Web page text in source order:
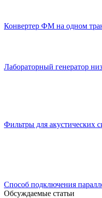
Конвертер ФМ на одном
Лабораторный генератор
Фильтры для акустических
Способ подключения
Обсуждаемые статьи